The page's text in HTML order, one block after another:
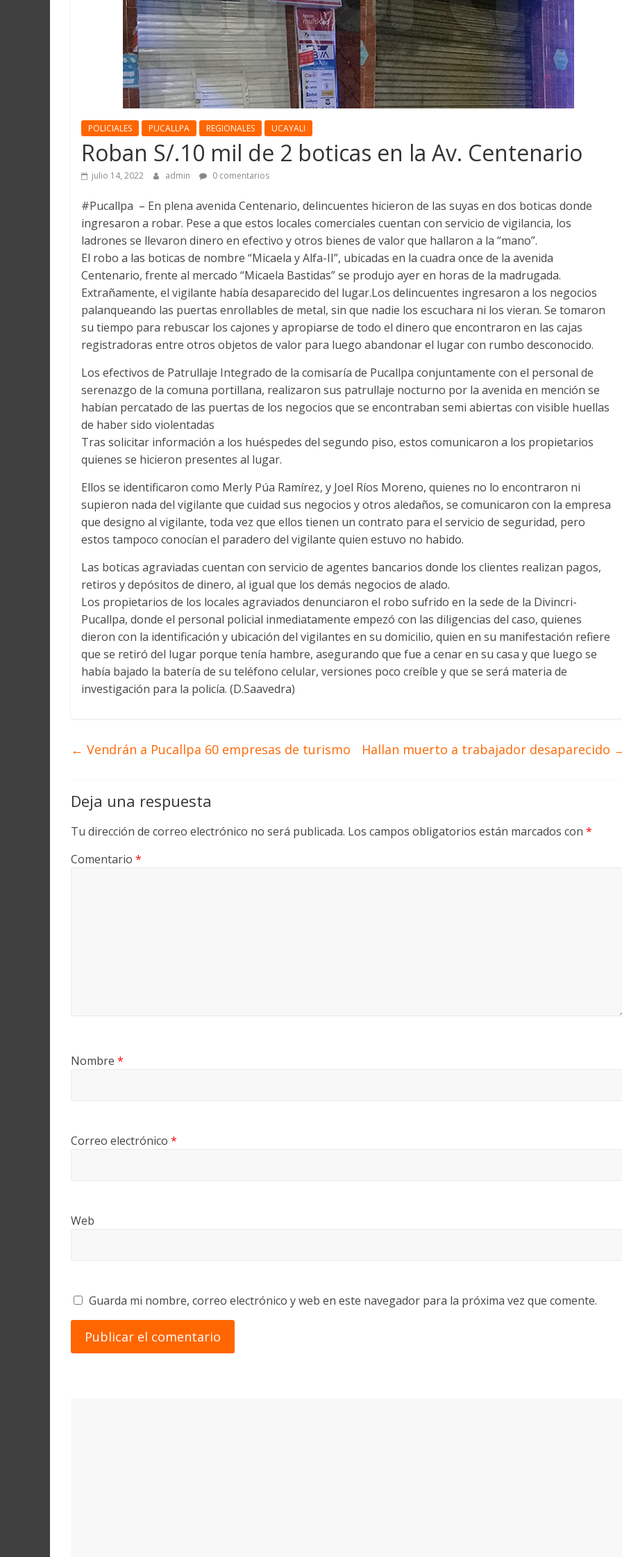
POLICIALES PUCALLPA REGIONALES UCAYALI
Roban S/.10 mil de 2 boticas en la Av. Centenario
julio 14, 2022 admin 0 comentarios
#Pucallpa – En plena avenida Centenario, delincuentes hicieron de las suyas en dos boticas donde
ingresaron a robar. Pese a que estos locales comerciales cuentan con servicio de vigilancia, los
ladrones se llevaron dinero en efectivo y otros bienes de valor que hallaron a la “mano”.
El robo a las boticas de nombre “Micaela y Alfa-II”, ubicadas en la cuadra once de la avenida
Centenario, frente al mercado “Micaela Bastidas” se produjo ayer en horas de la madrugada.
Extrañamente, el vigilante había desaparecido del lugar.Los delincuentes ingresaron a los negocios
palanqueando las puertas enrollables de metal, sin que nadie los escuchara ni los vieran. Se tomaron
su tiempo para rebuscar los cajones y apropiarse de todo el dinero que encontraron en las cajas
registradoras entre otros objetos de valor para luego abandonar el lugar con rumbo desconocido.
Los efectivos de Patrullaje Integrado de la comisaría de Pucallpa conjuntamente con el personal de
serenazgo de la comuna portillana, realizaron sus patrullaje nocturno por la avenida en mención se
habían percatado de las puertas de los negocios que se encontraban semi abiertas con visible huellas
de haber sido violentadas
Tras solicitar información a los huéspedes del segundo piso, estos comunicaron a los propietarios
quienes se hicieron presentes al lugar.
Ellos se identificaron como Merly Púa Ramírez, y Joel Ríos Moreno, quienes no lo encontraron ni
supieron nada del vigilante que cuidad sus negocios y otros aledaños, se comunicaron con la empresa
que designo al vigilante, toda vez que ellos tienen un contrato para el servicio de seguridad, pero
estos tampoco conocían el paradero del vigilante quien estuvo no habido.
Las boticas agraviadas cuentan con servicio de agentes bancarios donde los clientes realizan pagos,
retiros y depósitos de dinero, al igual que los demás negocios de alado.
Los propietarios de los locales agraviados denunciaron el robo sufrido en la sede de la Divincri-
Pucallpa, donde el personal policial inmediatamente empezó con las diligencias del caso, quienes
dieron con la identificación y ubicación del vigilantes en su domicilio, quien en su manifestación refiere
que se retiró del lugar porque tenía hambre, asegurando que fue a cenar en su casa y que luego se
había bajado la batería de su teléfono celular, versiones poco creíble y que se será materia de
investigación para la policía. (D.Saavedra)
← Vendrán a Pucallpa 60 empresas de turismo Hallan muerto a trabajador desaparecido
Deja una respuesta
Tu dirección de correo electrónico no será publicada. Los campos obligatorios están marcados con *
Comentario *
Nombre *
Correo electrónico *
Web
Guarda mi nombre, correo electrónico y web en este navegador para la próxima vez que comente.